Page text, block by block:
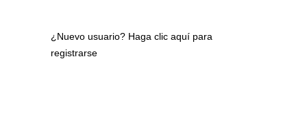
¿Nuevo usuario? Haga clic aquí para
registrarse